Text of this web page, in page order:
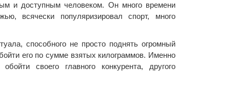
и доступным человеком. Он много времени
всячески популяризировал спорт, много
способного не просто поднять огромный
его по сумме взятых килограммов. Именно
своего главного конкурента, другого